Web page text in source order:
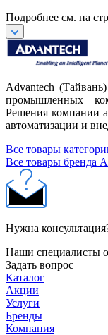
Подробнее см. на
Advantech
промышленных
Решения компании
автоматизации и
Все товары
Все товары бренда
Нужна
Наши специалисты
Задать вопрос
Каталог
Акции
Услуги
Бренды
Компания